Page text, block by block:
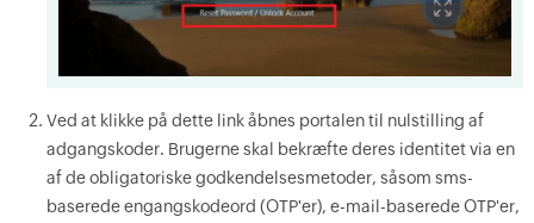
Ved at klikke på dette link åbnes portalen til nulstilling af
adgangskoder. Brugerne skal bekræfte deres identitet via en
af de obligatoriske godkendelsesmetoder, såsom sms-
baserede engangskodeord (OTP'er), e-mail-baserede OTP'er,